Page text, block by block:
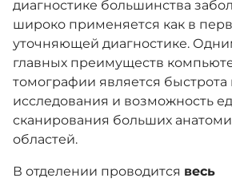
диагностике большинства
широко применяется как в
уточняющей диагностике.
главных преимуществ
томографии является
исследования и возможность
сканирования больших
областей.
В отделении проводится весь